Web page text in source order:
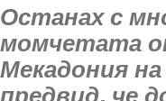
Останах с
момчетата
Мекадония